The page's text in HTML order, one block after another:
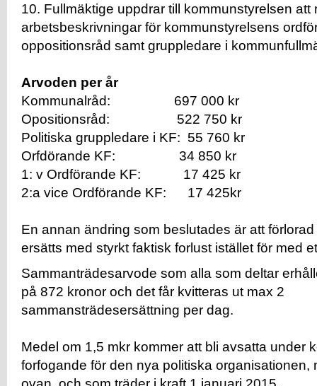
10. Fullmäktige uppdrar till kommunstyrelsen att
arbetsbeskrivningar för kommunstyrelsens
oppositionsråd samt gruppledare i
Arvoden per år
Kommunalråd: 697 000 kr
Opositionsråd: 522 750 kr
Politiska gruppledare i KF: 55 760 kr
Orfdörande KF: 34 850 kr
1: v Ordförande KF: 17 425 kr
2:a vice Ordförande KF: 17 425kr
En annan ändring som beslutades är att
ersätts med styrkt faktisk forlust istället för med
Sammanträdesarvode som alla som deltar
på 872 kronor och det får kvitteras ut max 2
sammansträdesersättning per dag.
Medel om 1,5 mkr kommer att bli avsatta under
forfogande för den nya politiska organisationen,